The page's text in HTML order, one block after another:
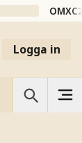
Logga in
VETENSKAP